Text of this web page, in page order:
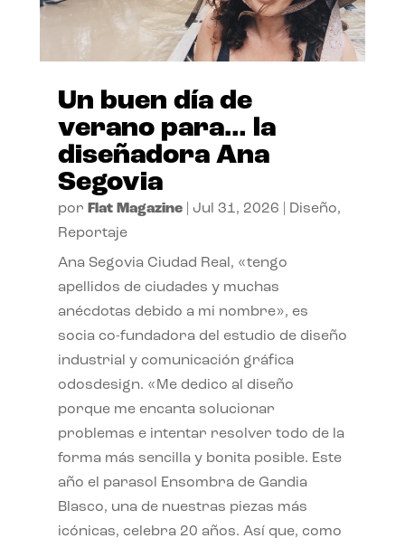
Un buen día de
verano para… la
diseñadora Ana
Segovia
por Flat Magazine| Jul 31, 2026 Diseño,
Reportaje
Ana Segovia Ciudad Real, «tengo
apellidos de ciudades y muchas
anécdotas debido a mi nombre», es
socia co-fundadora del estudio de diseño
industrial y comunicación gráfica
odosdesign. «Me dedico al diseño
porque me encanta solucionar
problemas e intentar resolver todo de la
forma más sencilla y bonita posible. Este
año el parasol Ensombra de Gandia
Blasco, una de nuestras piezas más
icónicas, celebra 20 años. Así que, como